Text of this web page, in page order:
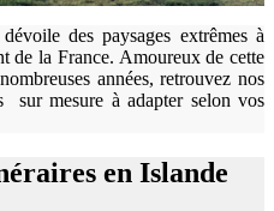
des paysages extrêmes à
de la France. Amoureux de cette
années, retrouvez nos
sur mesure à adapter selon vos
en Islande